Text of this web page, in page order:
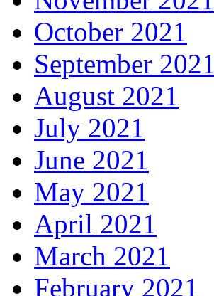
October 2021
September 2021
August 2021
July 2021
June 2021
May 2021
April 2021
March 2021
February 2021